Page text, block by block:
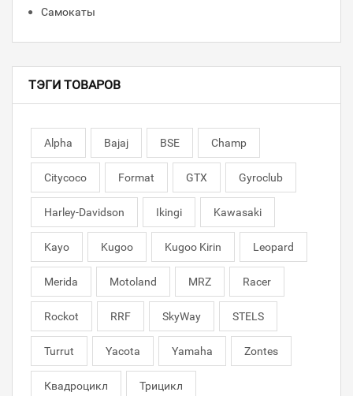
Самокаты
ТЭГИ ТОВАРОВ
Alpha Bajaj BSE Champ
Citycoco Format GTX Gyroclub
Harley-Davidson Ikingi Kawasaki
Kayo Kugoo Kugoo Kirin Leopard
Merida Motoland MRZ Racer
Rockot RRF SkyWay STELS
Turrut Yacota Yamaha Zontes
Квадроцикл Трицикл